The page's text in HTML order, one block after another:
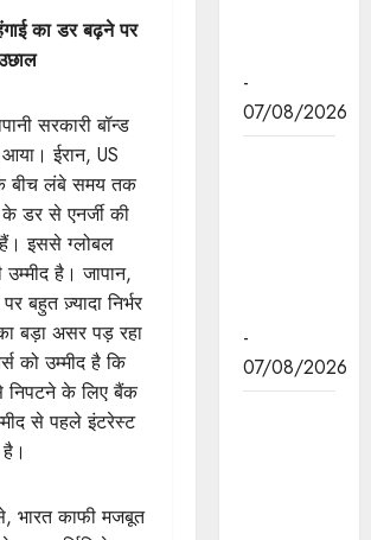
का डर बढ़ने पर
सरकारी बॉन्ड
ईरान, US
बीच लंबे समय तक
डर से एनर्जी की
इससे ग्लोबल
है। जापान,
पर बहुत ज़्यादा निर्भर
बड़ा असर पड़ रहा
को उम्मीद है कि
निपटने के लिए बैंक
से पहले इंटरेस्ट
भारत काफी मजबूत
-
07/08/2026
-
07/08/2026